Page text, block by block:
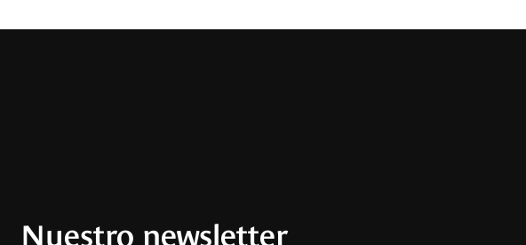
Nuestro newsletter